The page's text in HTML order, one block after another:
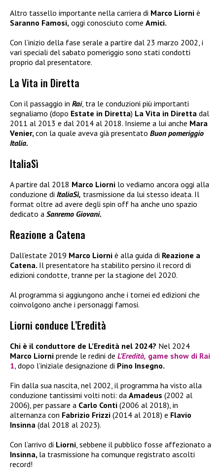
Altro tassello importante nella carriera di Marco Liorni è
Saranno Famosi, oggi conosciuto come Amici.
Con l’inizio della fase serale a partire dal 23 marzo 2002, i
vari speciali del sabato pomeriggio sono stati condotti
proprio dal presentatore.
La Vita in Diretta
Con il passaggio in Rai, tra le conduzioni più importanti
segnaliamo (dopo Estate in Diretta) La Vita in Diretta dal
2011 al 2013 e dal 2014 al 2018. Insieme a lui anche Mara
Venier, con la quale aveva già presentato Buon pomeriggio
Italia.
ItaliaSì
A partire dal 2018 Marco Liorni lo vediamo ancora oggi alla
conduzione di ItaliaSì, trasmissione da lui stesso ideata. Il
format oltre ad avere degli spin off ha anche uno spazio
dedicato a Sanremo Giovani.
Reazione a Catena
Dall’estate 2019 Marco Liorni è alla guida di Reazione a
Catena. Il presentatore ha stabilito persino il record di
edizioni condotte, tranne per la stagione del 2020.
Al programma si aggiungono anche i tornei ed edizioni che
coinvolgono anche i personaggi famosi.
Liorni conduce L’Eredità
Chi è il conduttore de L’Eredità nel 2024? Nel 2024
Marco Liorni prende le redini de L’Eredità, game show di Rai
1, dopo l’iniziale designazione di Pino Insegno.
Fin dalla sua nascita, nel 2002, il programma ha visto alla
conduzione tantissimi volti noti: da Amadeus (2002 al
2006), per passare a Carlo Conti (2006 al 2018), in
alternanza con Fabrizio Frizzi (2014 al 2018) e Flavio
Insinna (dal 2018 al 2023).
Con l’arrivo di Liorni , sebbene il pubblico fosse affezionato a
Insinna, la trasmissione ha comunque registrato ascolti
record!